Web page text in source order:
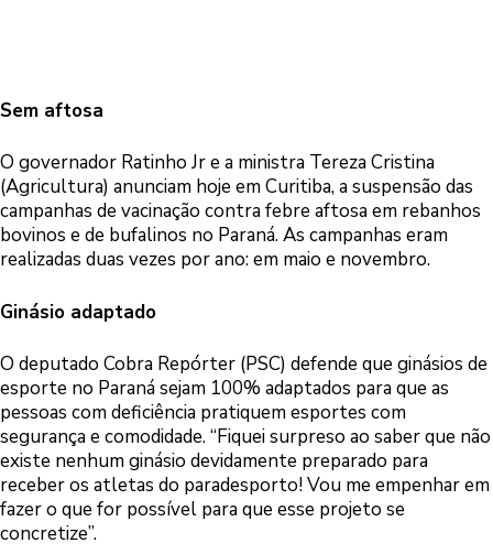
Sem aftosa
O governador Ratinho Jr e a ministra Tereza Cristina
(Agricultura) anunciam hoje em Curitiba, a suspensão das
campanhas de vacinação contra febre aftosa em rebanhos
bovinos e de bufalinos no Paraná. As campanhas eram
realizadas duas vezes por ano: em maio e novembro.
Ginásio adaptado
O deputado Cobra Repórter (PSC) defende que ginásios de
esporte no Paraná sejam 100% adaptados para que as
pessoas com deficiência pratiquem esportes com
segurança e comodidade. “Fiquei surpreso ao saber que não
existe nenhum ginásio devidamente preparado para
receber os atletas do paradesporto! Vou me empenhar em
fazer o que for possível para que esse projeto se
concretize”.